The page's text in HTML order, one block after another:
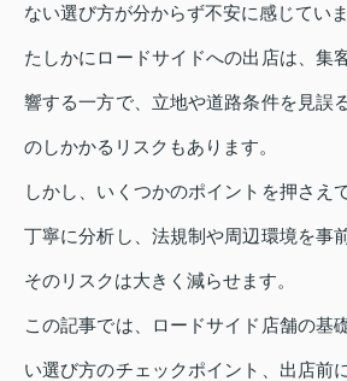
ない選び方が分からず不安に感じていま
たしかにロードサイドへの出店は、集
響する一方で、立地や道路条件を見誤
のしかかるリスクもあります。
しかし、いくつかのポイントを押さえ
丁寧に分析し、法規制や周辺環境を事
そのリスクは大きく減らせます。
この記事では、ロードサイド店舗の基
い選び方のチェックポイント、出店前